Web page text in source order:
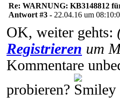
Re: WARNUNG: KB3148812
Antwort #3 - 22.04.16 um
OK, weiter gehts:
Registrieren um
Kommentare
probieren?